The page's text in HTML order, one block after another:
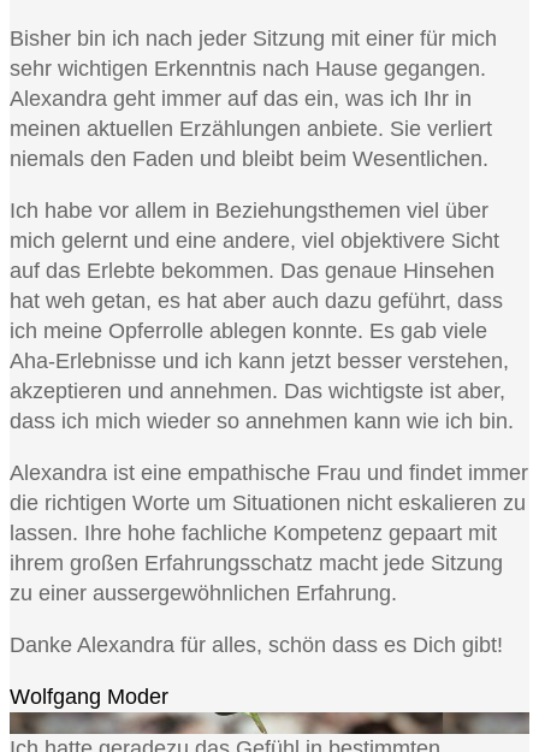
Bisher bin ich nach jeder Sitzung mit einer für mich
sehr wichtigen Erkenntnis nach Hause gegangen.
Alexandra geht immer auf das ein, was ich Ihr in
meinen aktuellen Erzählungen anbiete. Sie verliert
niemals den Faden und bleibt beim Wesentlichen.
Ich habe vor allem in Beziehungsthemen viel über
mich gelernt und eine andere, viel objektivere Sicht
auf das Erlebte bekommen. Das genaue Hinsehen
hat weh getan, es hat aber auch dazu geführt, dass
ich meine Opferrolle ablegen konnte. Es gab viele
Aha-Erlebnisse und ich kann jetzt besser verstehen,
akzeptieren und annehmen. Das wichtigste ist aber,
dass ich mich wieder so annehmen kann wie ich bin.
Alexandra ist eine empathische Frau und findet immer
die richtigen Worte um Situationen nicht eskalieren zu
lassen. Ihre hohe fachliche Kompetenz gepaart mit
ihrem großen Erfahrungsschatz macht jede Sitzung
zu einer aussergewöhnlichen Erfahrung.
Danke Alexandra für alles, schön dass es Dich gibt!
Wolfgang Moder